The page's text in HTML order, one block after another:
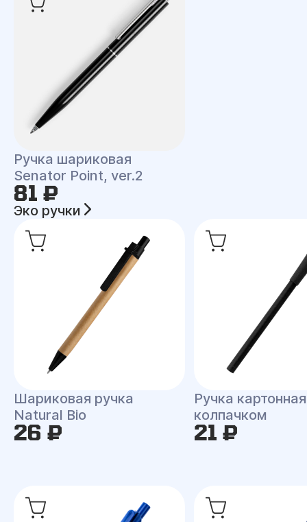
Ручка шариковая
Senator Point, ver.2
81 ₽
Эко ручки
Шариковая ручка
Natural Bio
26 ₽
Ручка
колпачком
21 ₽